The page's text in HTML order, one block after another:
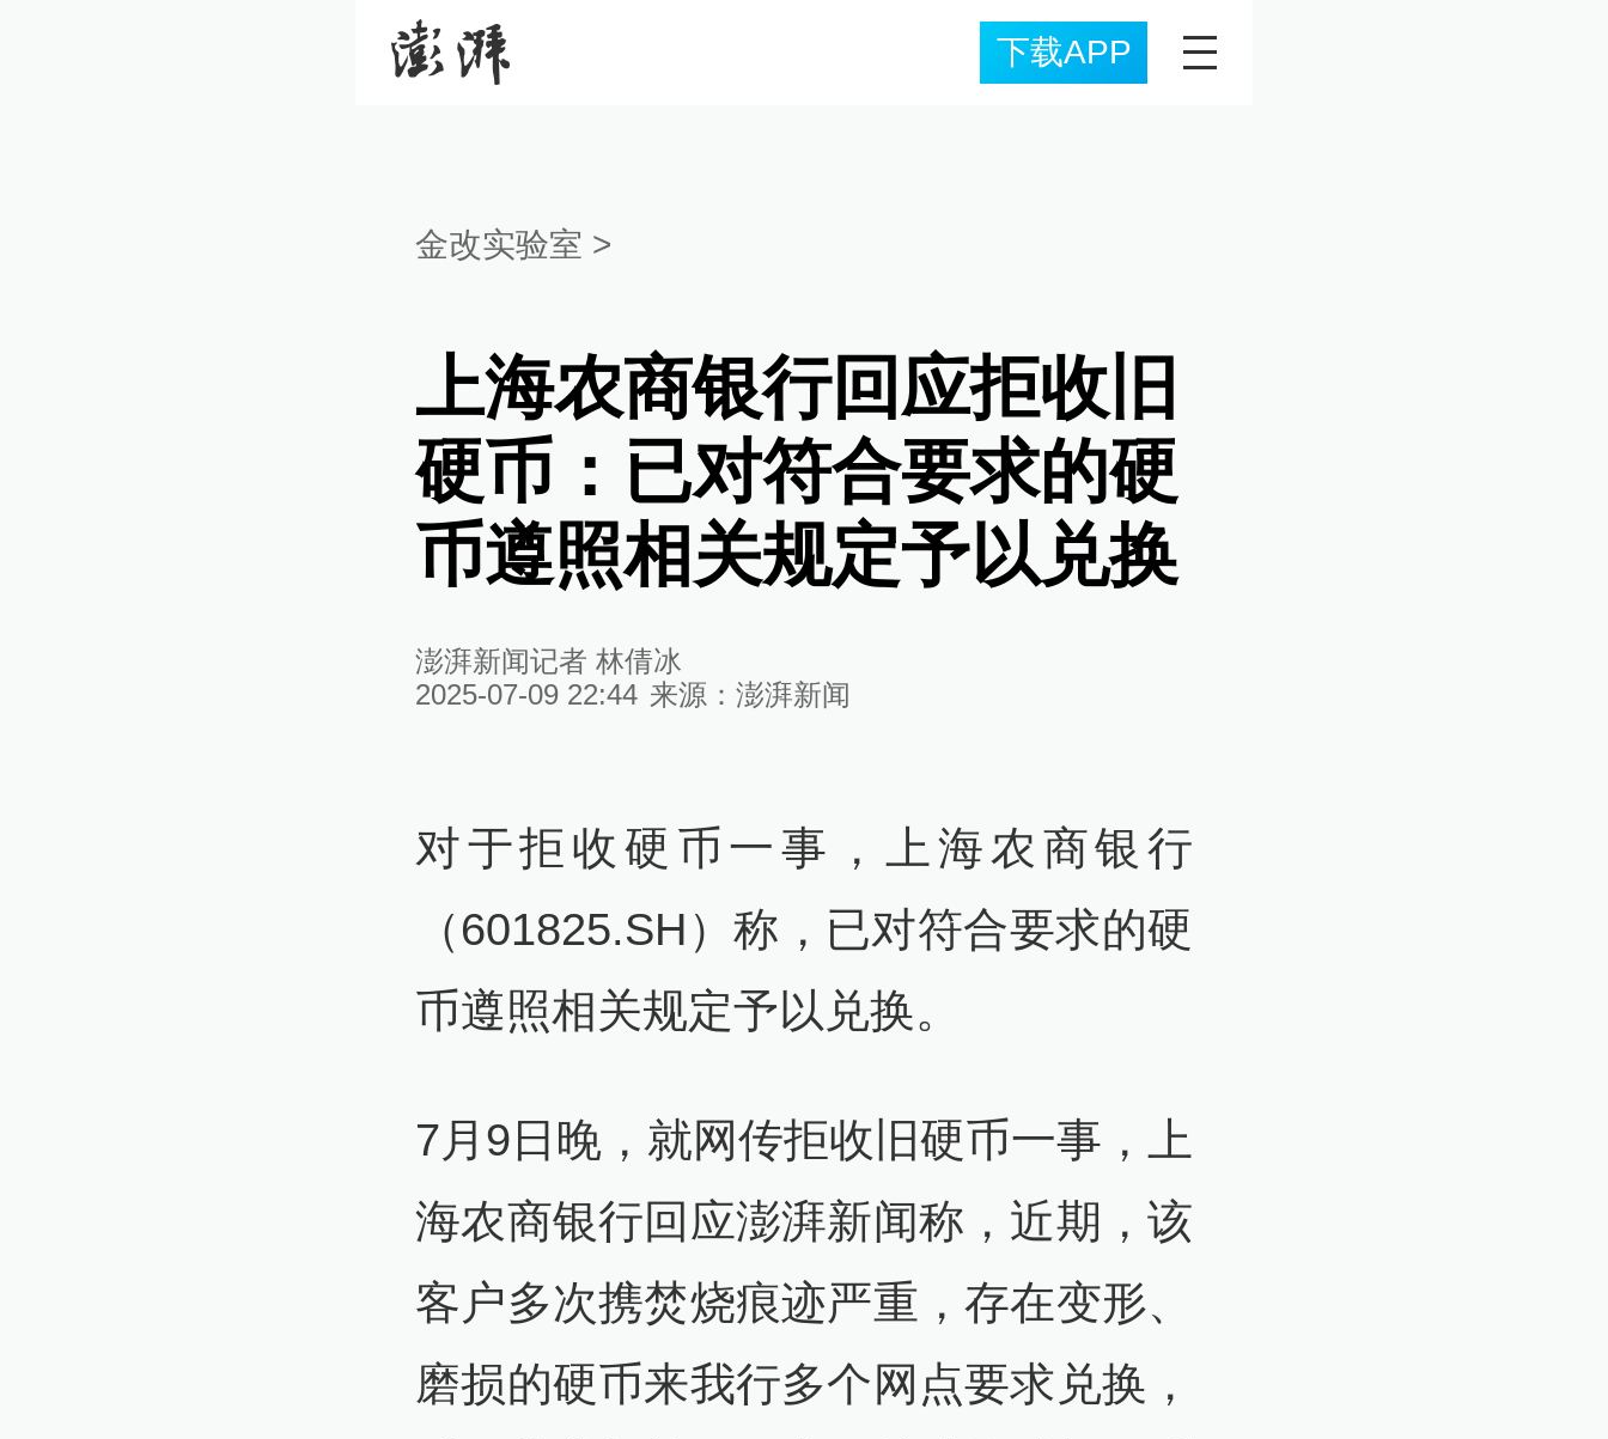
下载APP
金改实验室 >
上海农商银行回应拒收旧
硬币：已对符合要求的硬
币遵照相关规定予以兑换
澎湃新闻记者 林倩冰
2025-07-09 22:44 来源： 澎湃新闻
对于拒收硬币一事，上海农商银行
（601825.SH）称，已对符合要求的硬
币遵照相关规定予以兑换。
7月9日晚，就网传拒收旧硬币一事，上
海农商银行回应澎湃新闻称，近期，该
客户多次携焚烧痕迹严重，存在变形、
磨损的硬币来我行多个网点要求兑换，